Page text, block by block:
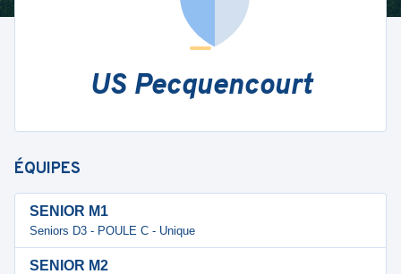
US Pecquencourt
ÉQUIPES
SENIOR M1
Seniors D3 - POULE C - Unique
SENIOR M2